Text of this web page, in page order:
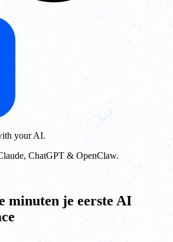
your AI.
ChatGPT & OpenClaw.
minuten je eerste AI